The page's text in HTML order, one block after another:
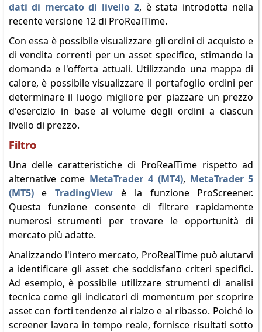
dati di mercato di livello 2, è stata introdotta nella
recente versione 12 di ProRealTime.
Con essa è possibile visualizzare gli ordini di acquisto e
di vendita correnti per un asset specifico, stimando la
domanda e l'offerta attuali. Utilizzando una mappa di
calore, è possibile visualizzare il portafoglio ordini per
determinare il luogo migliore per piazzare un prezzo
d'esercizio in base al volume degli ordini a ciascun
livello di prezzo.
Filtro
Una delle caratteristiche di ProRealTime rispetto ad
alternative come MetaTrader 4 (MT4), MetaTrader 5
(MT5)eTradingView è la funzione ProScreener.
Questa funzione consente di filtrare rapidamente
numerosi strumenti per trovare le opportunità di
mercato più adatte.
Analizzando l'intero mercato, ProRealTime può aiutarvi
a identificare gli asset che soddisfano criteri specifici.
Ad esempio, è possibile utilizzare strumenti di analisi
tecnica come gli indicatori di momentum per scoprire
asset con forti tendenze al rialzo e al ribasso. Poiché lo
screener lavora in tempo reale, fornisce risultati sotto